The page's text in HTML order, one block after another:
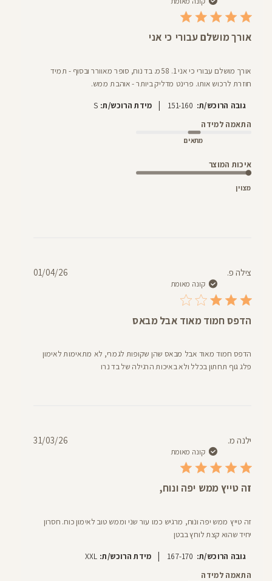
אורך מושלם עבורי כי אני
אורך מושלם עבורי כי אני 1. 58מ. בד נוח, סופר מאוורר ובסוף - תמיד
חוזרת לרכוש אותו. פרינט מדליק ביותר - אוהבת ממש.
גובה הרוכש/ת: 151-160
| מידת הרוכש/ת: S
התאמה למידה
מתאים
איכות המוצר
מצוין
צילה פ.
קונה מאומת
הדפס חמוד מאוד אבל מבאס
הדפס חמוד מאוד אבל מבאס שהן שקופות לגמרי, לא מתאימות לאימון
פלג גוף תחתון בכלל ולא באיכות הרגילה של בד נרו
תאריך01/04/26
ילנה מ.
קונה מאומת
זה טייץ ממש יפה ונוח,
זה טייץ ממש יפה ונוח, מרגיש כמו עור שני וממש טוב לאימון כוח. חסרון
יחיד שהוא קצת לוחץ בבטן
גובה הרוכש/ת: 167-170
| מידת הרוכש/ת: XXL
התאמה למידה
תאריך31/03/26